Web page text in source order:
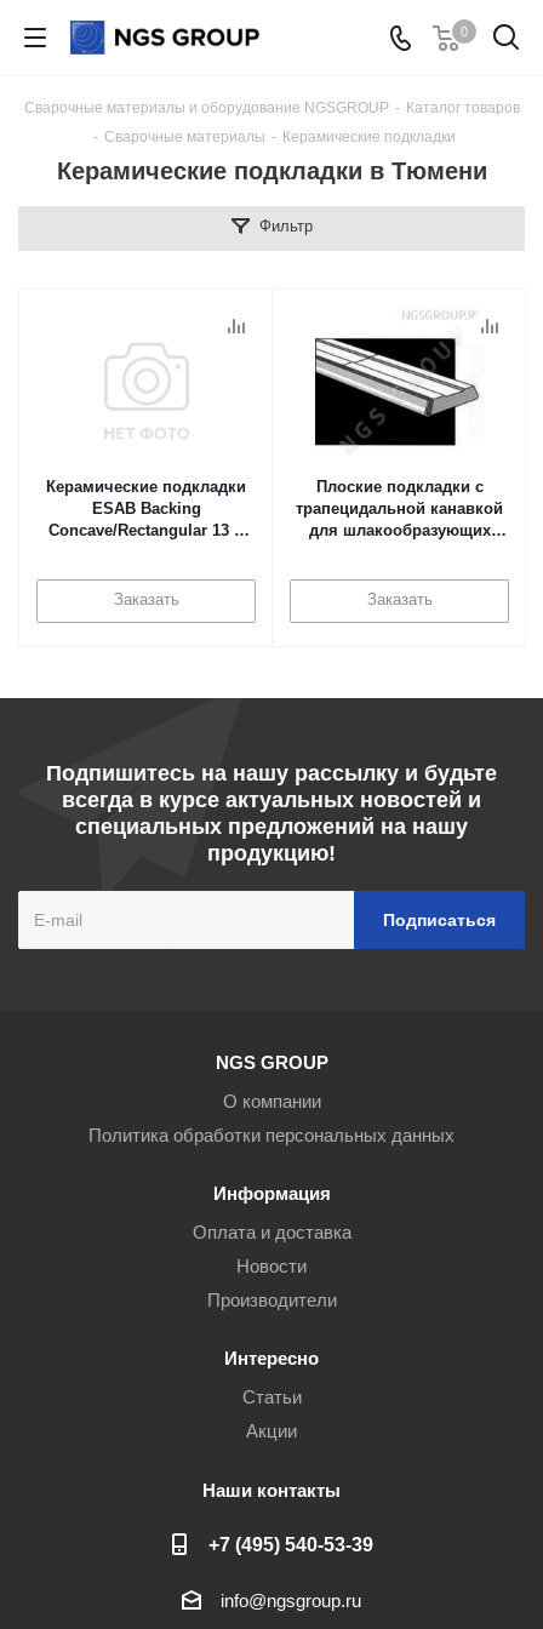
0
Сварочные материалы и оборудование NGSGROUP - Каталог товаров
- Сварочные материалы - Керамические подкладки
Керамические подкладки в Тюмени
Фильтр
Керамические подкладки
ESAB Backing
Concave/Rectangular 13 в
Заказать
Плоские подкладки с
трапецидальной канавкой
для шлакообразующих
Заказать
Подпишитесь на нашу рассылку и будьте
всегда в курсе актуальных новостей и
специальных предложений на нашу
продукцию!
NGS GROUP
О компании
Политика обработки персональных данных
Информация
Оплата и доставка
Новости
Производители
Интересно
Статьи
Акции
Наши контакты
+7 (495) 540-53-39
info@ngsgroup.ru